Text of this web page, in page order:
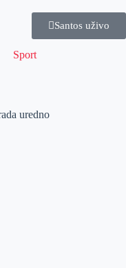
Santos uživo
Sport
uredno